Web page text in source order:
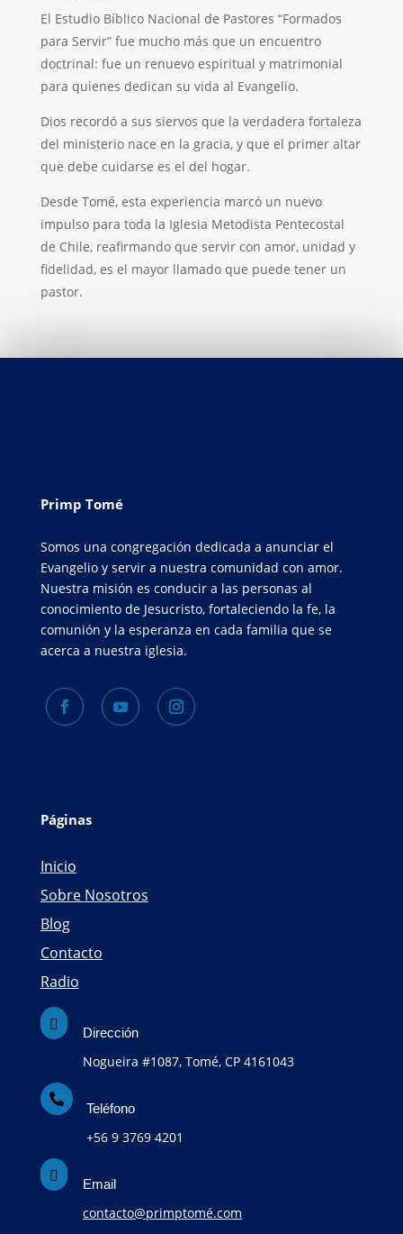
El Estudio Bíblico Nacional de Pastores “Formados
para Servir” fue mucho más que un encuentro
doctrinal: fue un renuevo espiritual y matrimonial
para quienes dedican su vida al Evangelio.
Dios recordó a sus siervos que la verdadera fortaleza
del ministerio nace en la gracia, y que el primer altar
que debe cuidarse es el del hogar.
Desde Tomé, esta experiencia marcó un nuevo
impulso para toda la Iglesia Metodista Pentecostal
de Chile, reafirmando que servir con amor, unidad y
fidelidad, es el mayor llamado que puede tener un
pastor.
Primp Tomé
Somos una congregación dedicada a anunciar el
Evangelio y servir a nuestra comunidad con amor.
Nuestra misión es conducir a las personas al
conocimiento de Jesucristo, fortaleciendo la fe, la
comunión y la esperanza en cada familia que se
acerca a nuestra iglesia.
Páginas
Inicio
Sobre Nosotros
Blog
Contacto
Radio

Dirección
Nogueira #1087, Tomé, CP 4161043

Teléfono
+56 9 3769 4201

Email
contacto@primptomé.com